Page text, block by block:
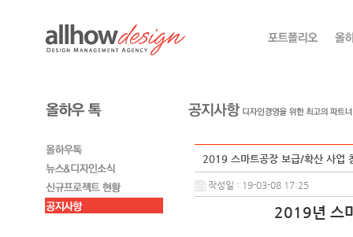
2019 스마트공장 보급/확산 사업
작성일 : 19-03-08 17:25
2019년 스